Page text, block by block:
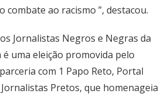
combate ao racismo ”, destacou.
Jornalistas Negros e Negras da
uma eleição promovida pelo
com 1 Papo Reto, Portal
Pretos, que homenageia